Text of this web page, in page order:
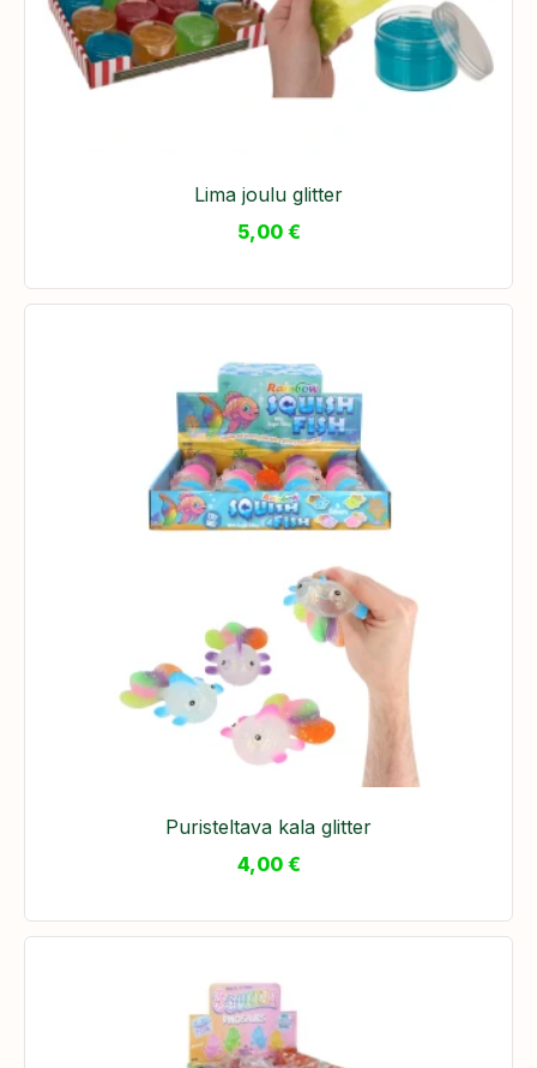
Lima joulu glitter
5,00 €
Puristeltava kala glitter
4,00 €